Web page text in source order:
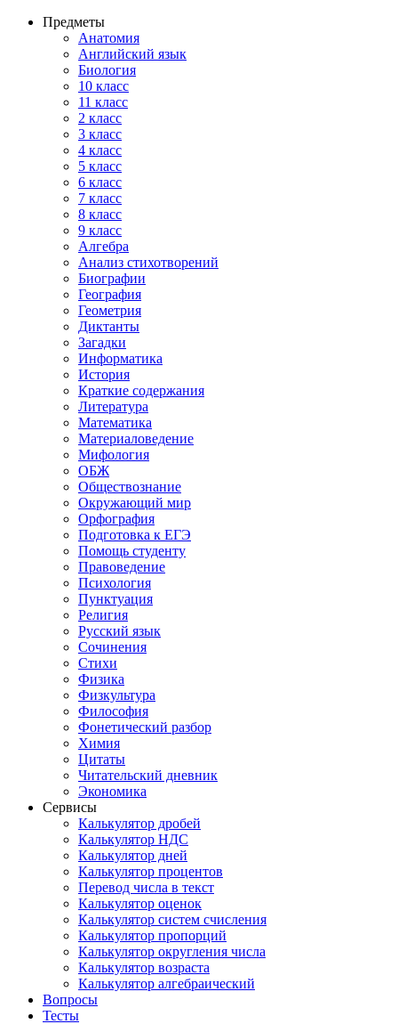
Предметы
Анатомия
Английский язык
Биология
10 класс
11 класс
2 класс
3 класс
4 класс
5 класс
6 класс
7 класс
8 класс
9 класс
Алгебра
Анализ стихотворений
Биографии
География
Геометрия
Диктанты
Загадки
Информатика
История
Краткие содержания
Литература
Математика
Материаловедение
Мифология
ОБЖ
Обществознание
Окружающий мир
Орфография
Подготовка к ЕГЭ
Помощь студенту
Правоведение
Психология
Пунктуация
Религия
Русский язык
Сочинения
Стихи
Физика
Физкультура
Философия
Фонетический разбор
Химия
Цитаты
Читательский дневник
Экономика
Сервисы
Калькулятор дробей
Калькулятор НДС
Калькулятор дней
Калькулятор процентов
Перевод числа в текст
Калькулятор оценок
Калькулятор систем счисления
Калькулятор пропорций
Калькулятор округления числа
Калькулятор возраста
Калькулятор алгебраический
Вопросы
Тесты